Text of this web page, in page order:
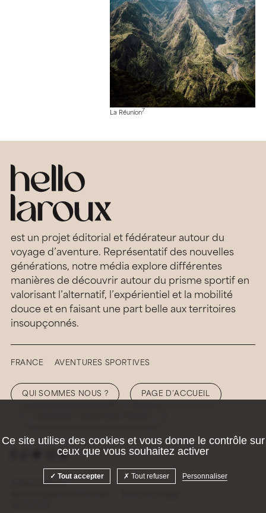
La Réunion7
est un projet éditorial et fédérateur autour du
voyage d’aventure. Représentatif des nouvelles
générations, notre média explore différentes
manières de découvrir autour du prisme sportif en
valorisant l’alternatif, l’expérientiel et la mobilité
douce et en faisant une part belle aux territoires
insoupçonnés.
FRANCE AVENTURES SPORTIVES
QUI SOMMES NOUS ? PAGE D’ACCUEIL
© 2026 Hellolaroux
Ce site utilise des cookies et vous donne le contrôle sur
ceux que vous souhaitez activer
Tout accepter Tout refuser Personnaliser